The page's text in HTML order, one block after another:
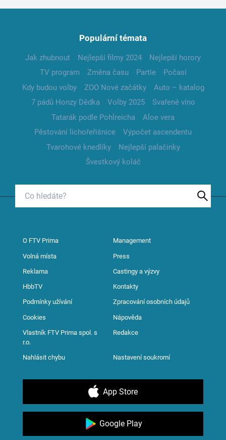
Populární témata
Jak zhubnout Nejlepší filmy 2024
Nejlepší horory
TV program
Změna času Partie
Počasí
Kdy budou volby
ZOO Nové začátky
Auto – katalog
7 pádů Honzy Dědka
Volby 2025
Svařené víno
Tatarák podle Pohlreicha
Aloe vera
Pěstování lichořeřišnice
Výpočet ascendentu
Tvarohové knedlíky
Nejlepší palačinky
Švestkový koláč
O FTV Prima Management
Volná místa Press
Reklama Castingy a výzvy
HbbTV Kontakty
Podmínky užívání Zpracování osobních údajů
Cookies Nápověda
Vlastník FTV Prima spol. s
r.o.
Redakce
Nahlásit chybu Nastavení soukromí
App Store
Google Play